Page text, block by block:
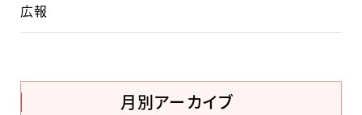
広報
月別アーカイブ